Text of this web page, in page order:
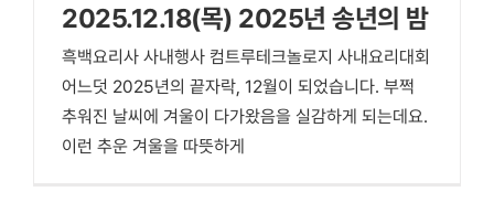
2025.12.18(목) 2025년 송년의 밤
흑백요리사 사내행사 컴트루테크놀로지 사내요리대회
어느덧 2025년의 끝자락, 12월이 되었습니다. 부쩍
추워진 날씨에 겨울이 다가왔음을 실감하게 되는데요. ​
이런 추운 겨울을 따뜻하게